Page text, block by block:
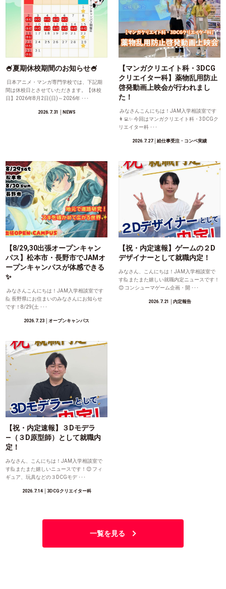
🍧夏期休校期間のお知らせ🍧
日本アニメ・マンガ専門学校では、下記期
間は休校日とさせていただきます。【休校
日】2026年8月2日(日)～2026年 ･･･
2026.7.31 │NEWS
【マンガクリエイト科・3DCG
クリエイター科】薬物乱用防止
啓発動画上映会が行われまし
た！
みなさんこんにちは！JAM入学相談室です
👩‍💻✨ 今回はマンガクリエイト科・3DCGク
リエイター科 ･･･
2026.7.27│絵仕事受注・コンペ実績
【8/29,30出張オープンキャン
パス】松本市・長野市でJAMオ
ープンキャンパスが体感できる
✨
みなさんこんにちは！JAM入学相談室です
🙋 長野県にお住まいのみなさんにお知らせ
です！8/29(土 ･･･
2026.7.23 │オープンキャンパス
【祝・内定速報】ゲームの２D
デザイナーとして就職内定！
みなさん、こんにちは！JAM入学相談室で
す🙋またまた嬉しい就職内定ニュースです！
😊 コンシューマゲーム企画・開 ･･･
2026.7.21 │内定報告
【祝・内定速報】３Dモデラ
―（３D原型師）として就職内
定！
みなさん、こんにちは！JAM入学相談室で
す🙋またまた嬉しいニュースです！😊 フィ
ギュア、玩具などの３DCGモデ ･･･
2026.7.14│3DCGクリエイター科
一覧を見る